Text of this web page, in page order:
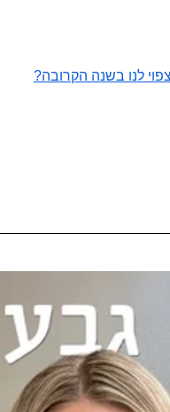
לנו בשנה הקרובה?